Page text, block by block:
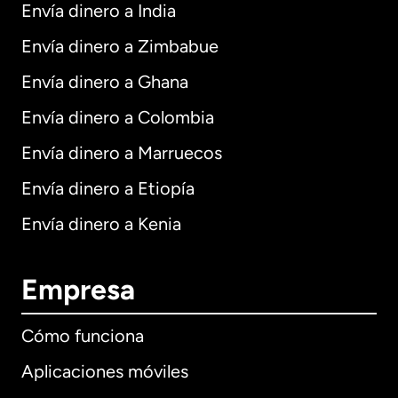
Envía dinero a India
Envía dinero a Zimbabue
Envía dinero a Ghana
Envía dinero a Colombia
Envía dinero a Marruecos
Envía dinero a Etiopía
Envía dinero a Kenia
Empresa
Cómo funciona
Aplicaciones móviles